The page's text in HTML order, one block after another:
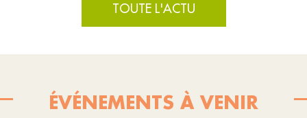
TOUTE L'ACTU
ÉVÉNEMENTS À VENIR